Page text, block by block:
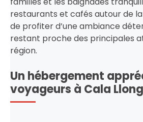
restaurants et cafés autour de
de profiter d’une ambiance
restant proche des principales
région.
Un hébergement
voyageurs à Cala